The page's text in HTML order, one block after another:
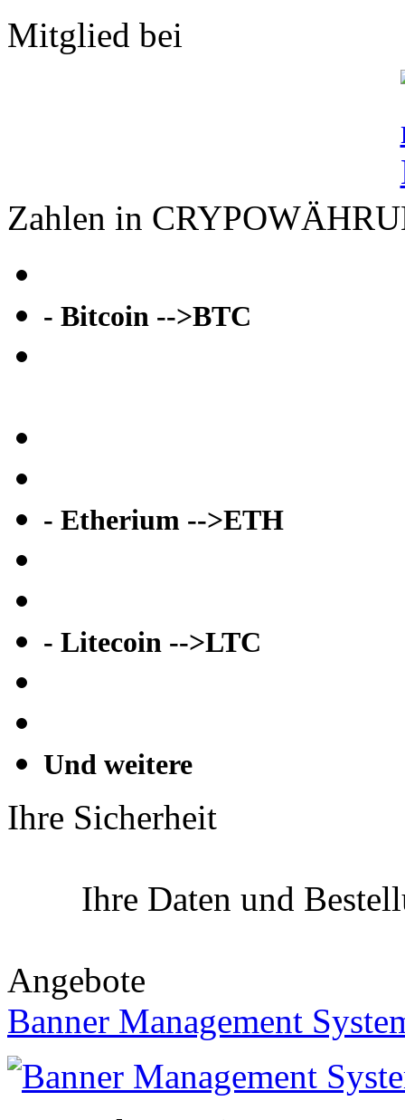
Mitglied bei
Zahlen in
- Bitcoin -->BTC
- Etherium -->ETH
- Litecoin -->LTC
Und weitere
Ihre Sicherheit
Ihre Daten und
Angebote
Banner Management